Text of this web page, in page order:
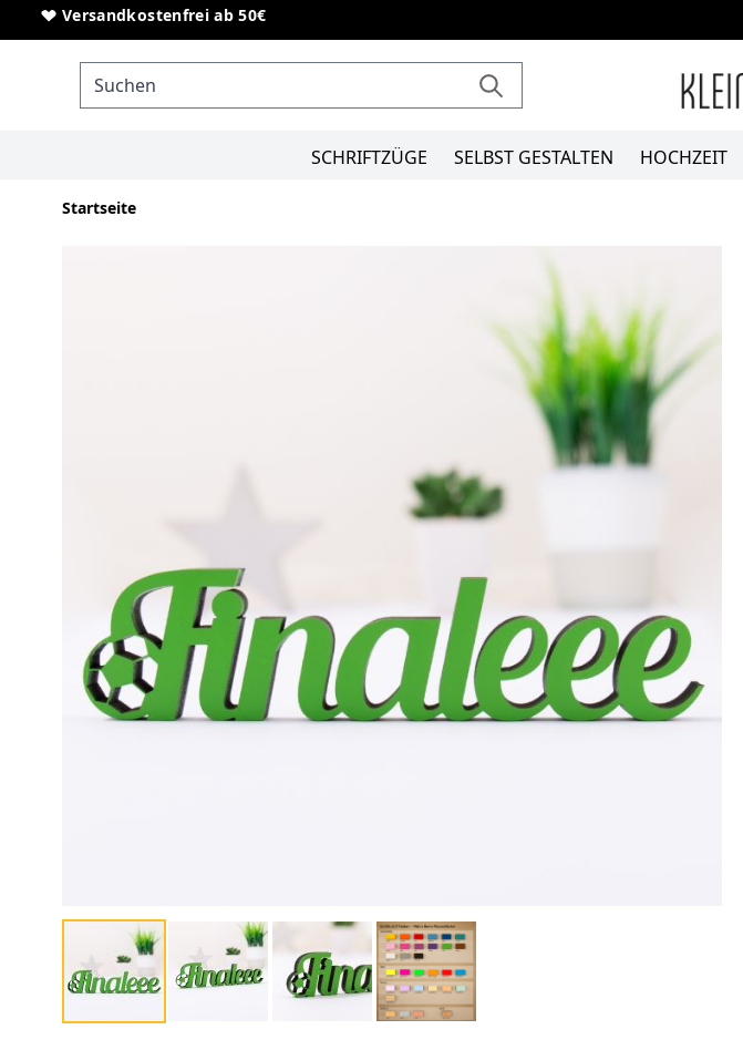
Direkt zum Inhalt
Versandkostenfrei ab 50€
Sonderanfertigungen von Schriftzügen
SCHRIFTZÜGE SELBST GESTALTEN HOCHZEIT
Startseite